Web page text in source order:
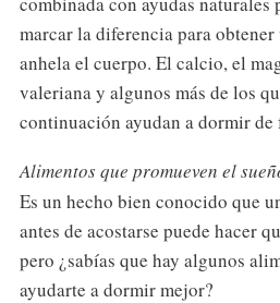
marcar la diferencia para
anhela el cuerpo. El calcio, el
valeriana y algunos más de los
continuación ayudan a dormir de
Alimentos que promueven el
Es un hecho bien conocido que
antes de acostarse puede hacer
pero ¿sabías que hay algunos
ayudarte a dormir mejor?